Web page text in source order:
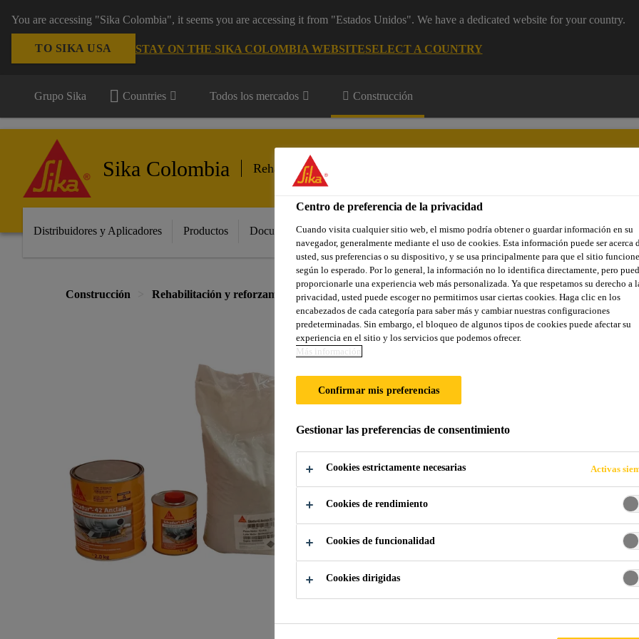
You are accessing "Sika Colombia", it seems you are accessing it from "Estados Unidos". We have a dedicated website for your country.
TO SIKA USA STAY ON THE SIKA COLOMBIA WEBSITESELECT A COUNTRY
Grupo Sika Countries Todos los mercados Construcción
Sika Colombia Rehabilitación y Reforzamientos
Distribuidores y Aplicadores Productos Documentos Contáctenos
Construcción Rehabilitación y reforzamiento Grouts Sikadur®-42 Anclaje
Sikadur®-42
ANCLAJE DE PERNOS Y NIVELACIÓN
Mortero fluido de tres componentes con base en
seleccionados. Adhiere sobre superficies absorbentes
Adhiere sobre superfi cies absorbentes húmedas o
Centro de preferencia de la privacidad
Cuando visita cualquier sitio web, el mismo podría obtener o guardar información en su
navegador, generalmente mediante el uso de cookies. Esta información puede ser acerca
usted, sus preferencias o su dispositivo, y se usa principalmente para que el sitio funcione
según lo esperado. Por lo general, la información no lo identifica directamente, pero
proporcionarle una experiencia web más personalizada. Ya que respetamos su derecho a
privacidad, usted puede escoger no permitirnos usar ciertas cookies. Haga clic en los
encabezados de cada categoría para saber más y cambiar nuestras configuraciones
predeterminadas. Sin embargo, el bloqueo de algunos tipos de cookies puede afectar su
experiencia en el sitio y los servicios que podemos ofrecer.
Más información
Confirmar mis preferencias
Gestionar las preferencias de consentimiento
Cookies estrictamente necesarias Activas
Cookies de rendimiento
Cookies de funcionalidad
Cookies dirigidas